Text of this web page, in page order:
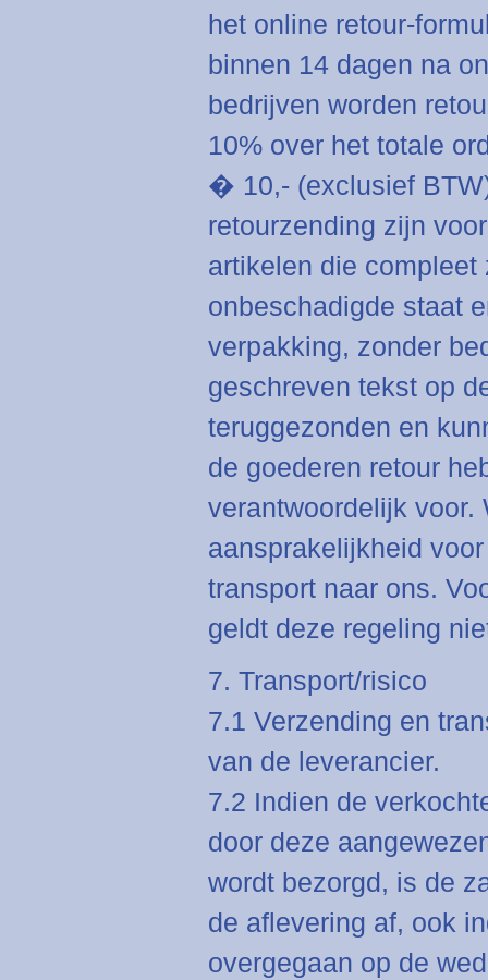
het online retour-
binnen 14 dagen na
bedrijven worden
10% over het totale
� 10,- (exclusief
retourzending zijn
artikelen die
onbeschadigde staat
verpakking, zonder
geschreven tekst op
teruggezonden en
de goederen retour
verantwoordelijk voor.
aansprakelijkheid
transport naar ons.
geldt deze regeling
7. Transport/risico
7.1 Verzending en
van de leverancier.
7.2 Indien de
door deze
wordt bezorgd, is de
de aflevering af, ook
overgegaan op de